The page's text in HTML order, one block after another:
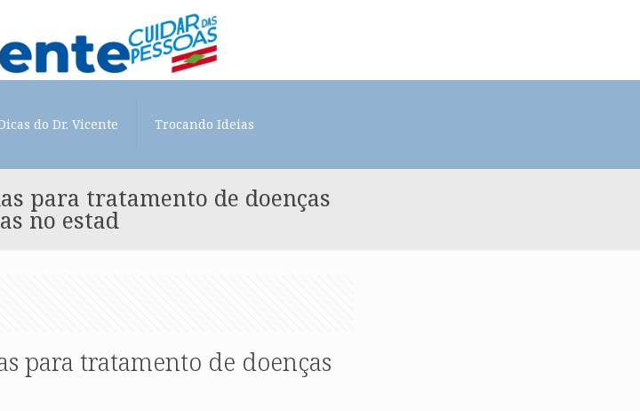
do Dr. Vicente Trocando Ideias
para tratamento de doenças
no estad
para tratamento de doenças